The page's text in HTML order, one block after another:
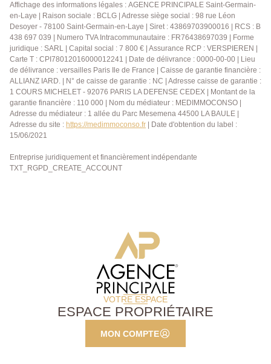
toilettes indépendantes. Une cave et une place de
parking en sous-sol complètent ce bien. Vous serez
séduits par son environnement calme et verdoyant, sa
luminosité, sa vue dégagée ainsi que par la qualité
des prestations offertes par la résidence. Un bien rare
dans un secteur prisé, à proximité immédiate du
Lycée International, Sciences Po, du IXCAMPUS et
des transports. AP : 01.39.04.09.09
Affichage des informations légales : AGENCE PRINCIPALE Saint-Germain-
en-Laye | Raison sociale : BCLG | Adresse siège social : 98 rue Léon
Desoyer - 78100 Saint-Germain-en-Laye | Siret : 43869703900016 | RCS : B
438 697 039 | Numero TVA Intracommunautaire : FR76438697039 | Forme
juridique : SARL | Capital social : 7 800 € | Assurance RCP : VERSPIEREN |
Carte T : CPI78012016000012241 | Date de délivrance : 0000-00-00 | Lieu
de délivrance : versailles Paris Ile de France | Caisse de garantie financière :
ALLIANZ IARD. | N° de caisse de garantie : NC | Adresse caisse de garantie :
1 COURS MICHELET - 92076 PARIS LA DEFENSE CEDEX | Montant de la
garantie financière : 110 000 | Nom du médiateur : MEDIMMOCONSO |
Adresse du médiateur : 1 allée du Parc Mesemena 44500 LA BAULE |
Adresse du site : https://medimmoconso.fr | Date d'obtention du label :
15/06/2021
Entreprise juridiquement et financièrement indépendante
TXT_RGPD_CREATE_ACCOUNT
VOTRE ESPACE
ESPACE PROPRIÉTAIRE
MON COMPTE